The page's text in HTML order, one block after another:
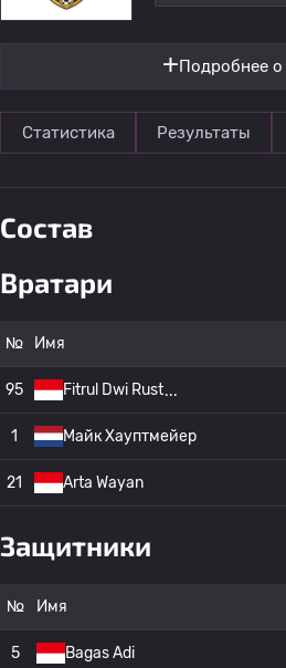
Подробнее о
Статистика Результаты
Состав
Вратари
№ Имя
95 Fitrul Dwi Rust
1 Майк Хауптмейер
21 Arta Wayan
Защитники
№ Имя
5 Bagas Adi